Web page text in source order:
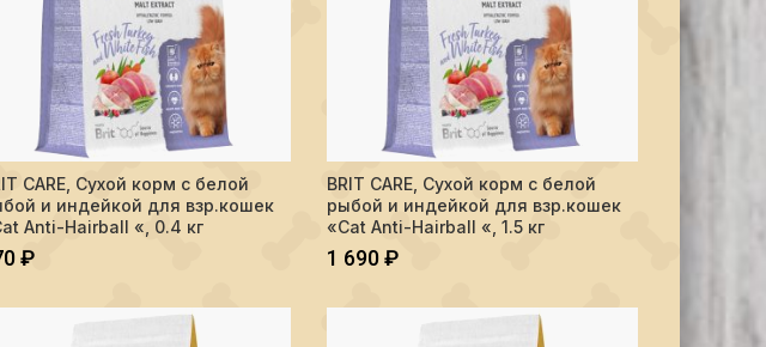
и инд. д/стер.кош "Cat Sterilised Weight Control", 1.5кг
BRIT CARE, Сухой корм с белой рыбой и индейкой для взр.кошек "Cat Anti-Hairball ", 0.4
В КОРЗИНУ
CARE, Сухой корм с белой
и индейкой для взр.кошек
Anti-Hairball «, 0.4 кг
₽
Количество BRIT CARE, Сухой корм с белой рыбой и
В КОРЗИНУ
BRIT CARE, Сухой корм с белой
рыбой и индейкой для взр.кошек
«Cat Anti-Hairball «, 1.5 кг
1 690₽